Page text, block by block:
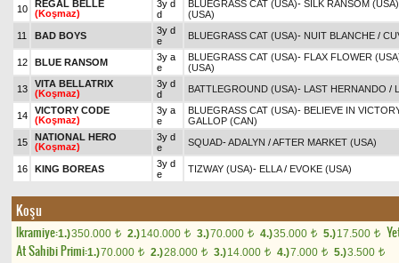
10
REGAL BELLE
(Koşmaz)
3y d
d
BLUEGRASS CAT (USA)- SILK RANSOM (USA)
(USA)
11
BAD BOYS
3y d
e
BLUEGRASS CAT (USA)- NUIT BLANCHE /
12 BLUE RANSOM
3y a
e
BLUEGRASS CAT (USA)- FLAX FLOWER
(USA)
13
VITA BELLATRIX
(Koşmaz)
3y d
d
BATTLEGROUND (USA)- LAST HERNANDO /
14
VICTORY CODE
(Koşmaz)
3y a
e
BLUEGRASS CAT (USA)- BELIEVE IN
GALLOP (CAN)
15
NATIONAL HERO
(Koşmaz)
3y d
e
SQUAD-ADALYN /AFTER MARKET (USA)
16 KING BOREAS
3y d
e
TIZWAY (USA)- ELLA/ EVOKE (USA)
Koşu
Ikramiye:1.)350.000 t 2.)140.000 t 3.)70.000 t 4.)35.000 t 5.)17.500 t
At Sahibi Primi:1.)70.000 t 2.)28.000 t 3.)14.000 t 4.)7.000 t 5.)3.500 t